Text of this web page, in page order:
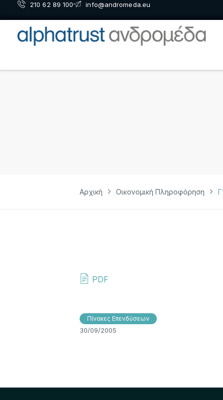
210 62 89 100 info@andromeda.eu
Αρχική Οικονομική Πληροφόρηση
PDF
Πίνακες Επενδύσεων
30/09/2005